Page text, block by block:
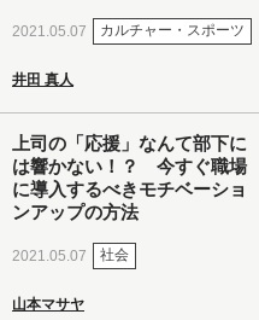
2021.05.07 カルチャー・スポーツ
井田 真人
上司の「応援」なんて部下に
は響かない！？ 今すぐ職場
に導入するべきモチベーショ
ンアップの方法
2021.05.07 社会
山本マサヤ